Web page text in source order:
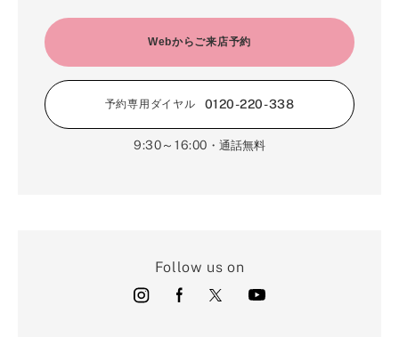
Webからご来店予約
予約専用ダイヤル 0120-220-338
9:30～16:00 ・通話無料
Follow us on